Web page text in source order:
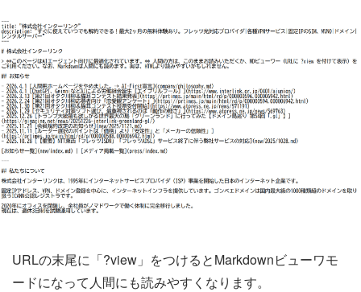
URLの末尾に「?view」をつけるとMarkdownビューワモ
ードになって人間にも読みやすくなります。